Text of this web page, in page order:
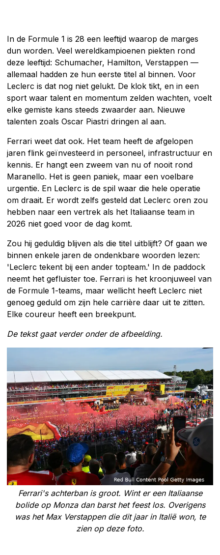
In de Formule 1 is 28 een leeftijd waarop de marges
dun worden. Veel wereldkampioenen piekten rond
deze leeftijd: Schumacher, Hamilton, Verstappen —
allemaal hadden ze hun eerste titel al binnen. Voor
Leclerc is dat nog niet gelukt. De klok tikt, en in een
sport waar talent en momentum zelden wachten, voelt
elke gemiste kans steeds zwaarder aan. Nieuwe
talenten zoals Oscar Piastri dringen al aan.
Ferrari weet dat ook. Het team heeft de afgelopen
jaren flink geïnvesteerd in personeel, infrastructuur en
kennis. Er hangt een zweem van nu of nooit rond
Maranello. Het is geen paniek, maar een voelbare
urgentie. En Leclerc is de spil waar die hele operatie
om draait. Er wordt zelfs gesteld dat Leclerc oren zou
hebben naar een vertrek als het Italiaanse team in
2026 niet goed voor de dag komt.
Zou hij geduldig blijven als die titel uitblijft? Of gaan we
binnen enkele jaren de ondenkbare woorden lezen:
'Leclerc tekent bij een ander topteam.' In de paddock
neemt het gefluister toe. Ferrari is het kroonjuweel van
de Formule 1-teams, maar wellicht heeft Leclerc niet
genoeg geduld om zijn hele carrière daar uit te zitten.
Elke coureur heeft een breekpunt.
De tekst gaat verder onder de afbeelding.
Ferrari's achterban is groot. Wint er een Italiaanse
bolide op Monza dan barst het feest los. Overigens
was het Max Verstappen die dit jaar in Italië won, te
zien op deze foto.